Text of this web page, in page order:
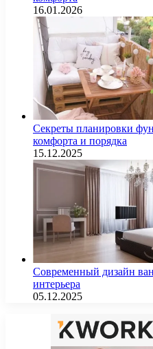
16.01.2026
Секреты планировки
комфорта и порядка
15.12.2025
Современный дизайн
интерьера
05.12.2025